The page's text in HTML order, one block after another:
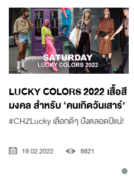
LUCKY COLORS 2022 เสื้อสี
มงคล สำหรับ ‘คนเกิดวันเสาร์’
#CHZLucky เลือกดีๆ ปังตลอดปีแน่!
19.02.2022 8821